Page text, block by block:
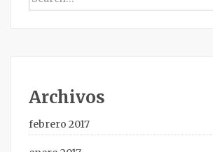
POR:
Archivos
febrero 2017